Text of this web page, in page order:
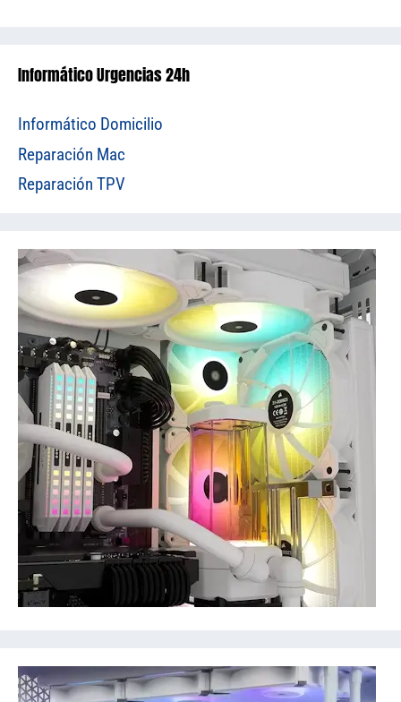
Informático Urgencias 24h
Informático Domicilio
Reparación Mac
Reparación TPV